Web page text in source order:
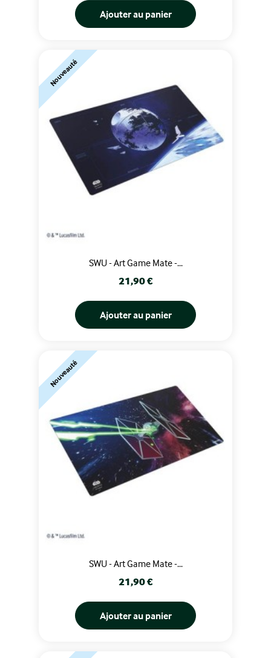
Ajouter au panier
SWU - Art Game Mate -...
Prix
21,90 €
Ajouter au panier
Nouveauté
SWU - Art Game Mate -...
Prix
21,90 €
Ajouter au panier
Nouveauté